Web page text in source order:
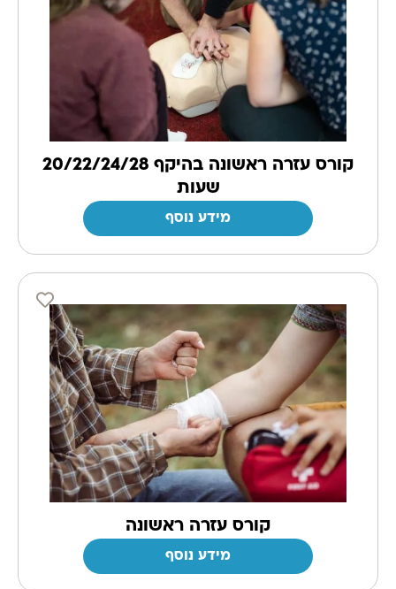
קורס עזרה ראשונה בהיקף 20/22/24/28
שעות
מידע נוסף
קורס עזרה ראשונה
מידע נוסף